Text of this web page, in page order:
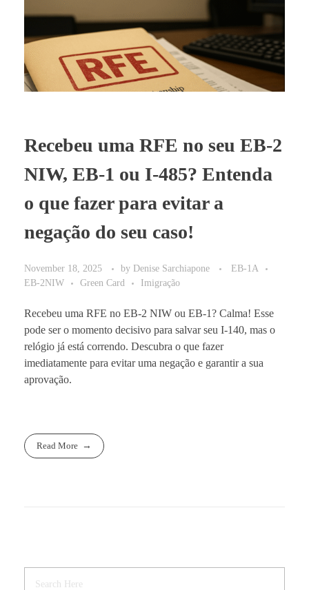
Recebeu uma RFE no seu EB-2
NIW, EB-1 ou I-485? Entenda
o que fazer para evitar a
negação do seu caso!
November 18, 2025 by Denise Sarchiapone
EB-1A
EB-2NIW
Green Card Imigração
Recebeu uma RFE no EB-2 NIW ou EB-1? Calma! Esse
pode ser o momento decisivo para salvar seu I-140, mas o
relógio já está correndo. Descubra o que fazer
imediatamente para evitar uma negação e garantir a sua
aprovação.
Read More